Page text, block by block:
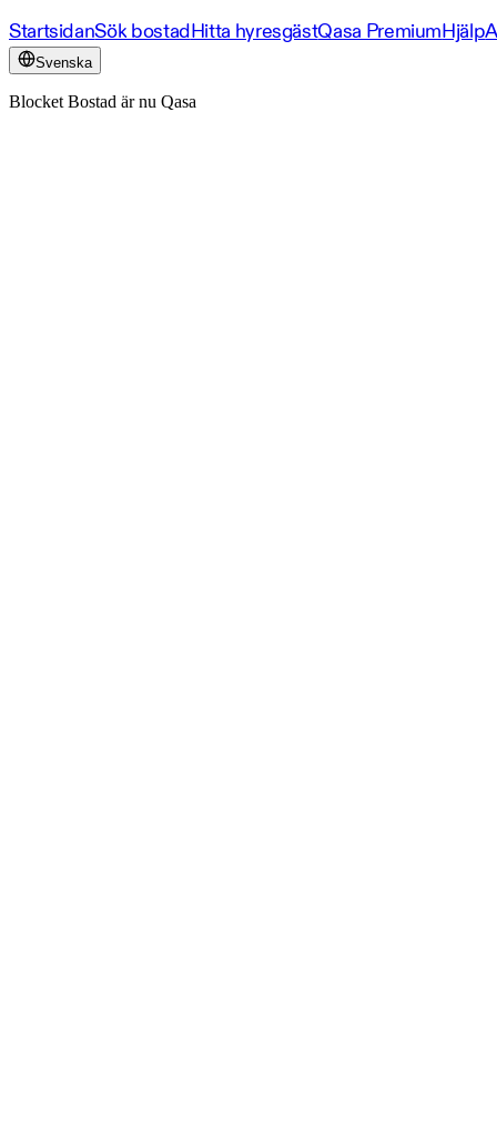
StartsidanSök bostadHitta hyresgästQasa PremiumHjälp
Svenska
Blocket Bostad är nu Qasa